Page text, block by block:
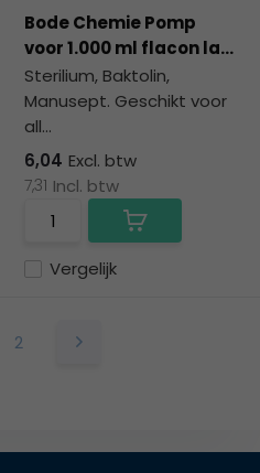
Bode Chemie Pomp
voor 1.000 ml flacon la...
Sterilium, Baktolin,
Manusept. Geschikt voor
all...
Vergelijk
6,04 Excl. btw
7,31 Incl. btw
2